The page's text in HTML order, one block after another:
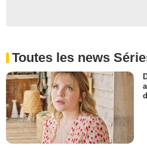
Toutes les news